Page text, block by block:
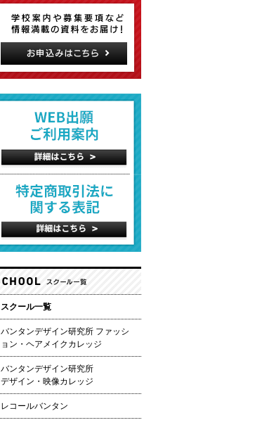
スクール一覧
バンタンデザイン研究所 ファッシ
ョン・ヘアメイクカレッジ
バンタンデザイン研究所
デザイン・映像カレッジ
レコールバンタン